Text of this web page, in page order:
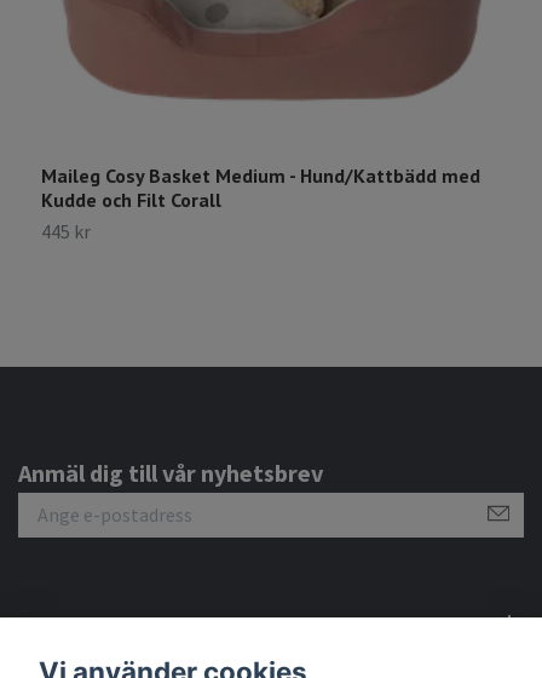
Maileg Cosy Basket Medium - Hund/Kattbädd med
Kudde och Filt Corall
445 kr
Anmäl dig till vår nyhetsbrev